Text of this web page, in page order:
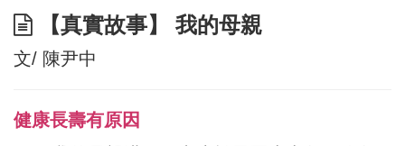
【真實故事】 我的母親
文/ 陳尹中
健康長壽有原因